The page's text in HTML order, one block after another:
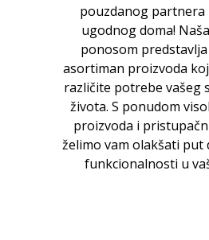
pouzdanog partnera
ugodnog doma!
ponosom
asortiman proizvoda
različite potrebe vašeg
života. S ponudom
proizvoda i
želimo vam olakšati put
funkcionalnosti u